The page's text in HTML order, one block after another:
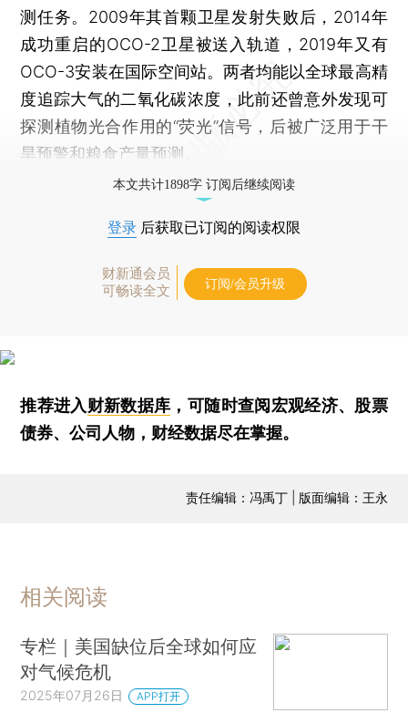
测任务。2009年其首颗卫星发射失败后，2014年
成功重启的OCO-2卫星被送入轨道，2019年又有
OCO-3安装在国际空间站。两者均能以全球最高精
度追踪大气的二氧化碳浓度，此前还曾意外发现可
探测植物光合作用的“荧光”信号，后被广泛用于干
旱预警和粮食产量预测。
本文共计1898字 订阅后继续阅读
登录 后获取已订阅的阅读权限
财新通会员
可畅读全文
订阅/会员升级
推荐进入财新数据库 ，可随时查阅宏观经济、股票
债券、公司人物，财经数据尽在掌握。
责任编辑：冯禹丁 | 版面编辑：王永
相关阅读
专栏｜美国缺位后全球如何应
对气候危机
2025年07月26日 APP打开